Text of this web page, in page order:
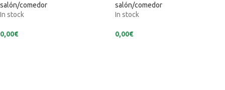
salón/comedor
In stock
0,00€
salón/comedor
In stock
0,00€